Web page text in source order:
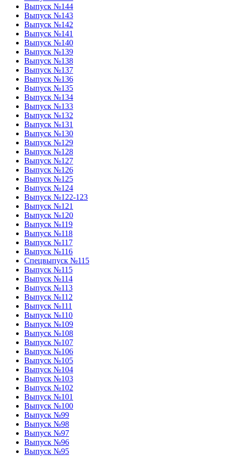
Выпуск №144
Выпуск №143
Выпуск №142
Выпуск №141
Выпуск №140
Выпуск №139
Выпуск №138
Выпуск №137
Выпуск №136
Выпуск №135
Выпуск №134
Выпуск №133
Выпуск №132
Выпуск №131
Выпуск №130
Выпуск №129
Выпуск №128
Выпуск №127
Выпуск №126
Выпуск №125
Выпуск №124
Выпуск №122-123
Выпуск №121
Выпуск №120
Выпуск №119
Выпуск №118
Выпуск №117
Выпуск №116
Спецвыпуск №115
Выпуск №115
Выпуск №114
Выпуск №113
Выпуск №112
Выпуск №111
Выпуск №110
Выпуск №109
Выпуск №108
Выпуск №107
Выпуск №106
Выпуск №105
Выпуск №104
Выпуск №103
Выпуск №102
Выпуск №101
Выпуск №100
Выпуск №99
Выпуск №98
Выпуск №97
Выпуск №96
Выпуск №95